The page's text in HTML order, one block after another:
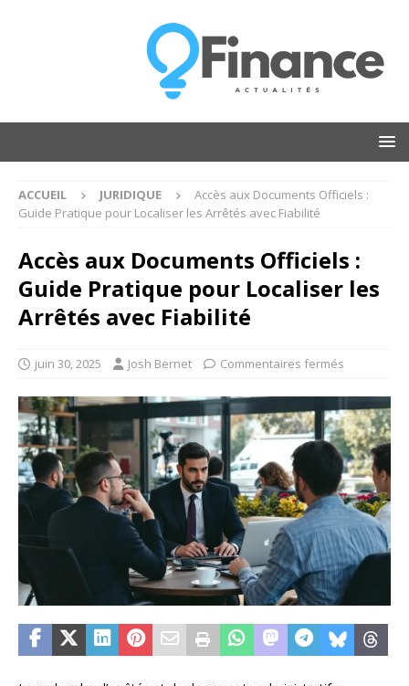
ACCUEIL JURIDIQUE
Accès aux Documents Officiels :
Guide Pratique pour Localiser les Arrêtés avec Fiabilité
Accès aux Documents Officiels :
Guide Pratique pour Localiser les
Arrêtés avec Fiabilité
juin 30, 2025 Josh Bernet Commentaires fermés